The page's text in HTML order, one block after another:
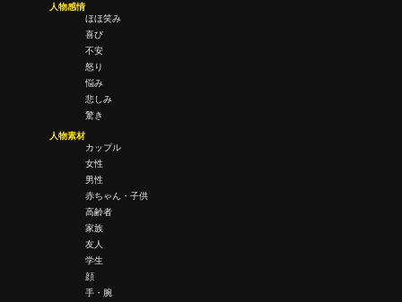
人物感情
ほほ笑み
喜び
不安
怒り
悩み
悲しみ
驚き
人物素材
カップル
女性
男性
赤ちゃん・子供
高齢者
家族
友人
学生
顔
手・腕